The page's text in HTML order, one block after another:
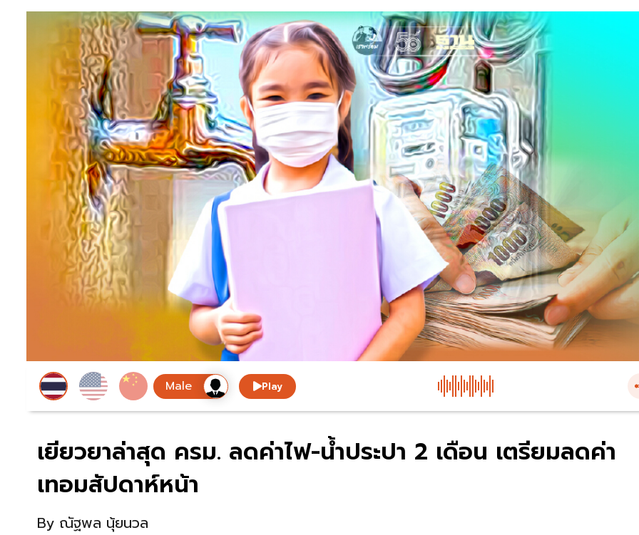
Play
เยียวยาล่าสุด ครม. ลดค่าไฟ-น้ำประปา 2 เดือน เตรียมลดค่า
เทอมสัปดาห์หน้า
By ณัฐพล นุ้ยนวล